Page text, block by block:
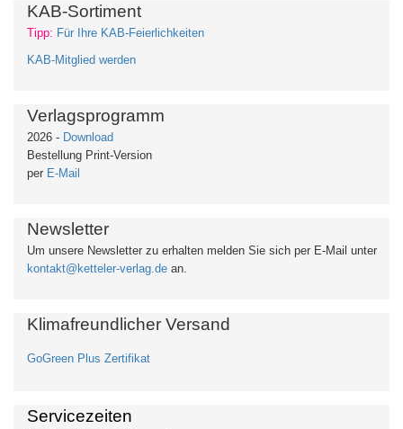
KAB-Sortiment
Tipp: Für Ihre KAB-Feierlichkeiten
KAB-Mitglied werden
Verlagsprogramm
2026 - Download
Bestellung Print-Version
per E-Mail
Newsletter
Um unsere Newsletter zu erhalten melden Sie sich per E-Mail unter
kontakt@ketteler-verlag.de an.
Klimafreundlicher Versand
GoGreen Plus Zertifikat
Servicezeiten